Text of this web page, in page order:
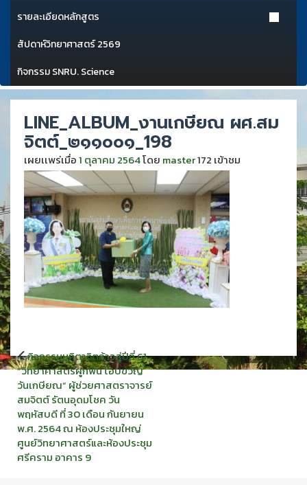
รายละเอียดหลักสูตร
สัปดาห์วิทยาศาสตร์ 2569
กิจกรรม SNRU. Science
LINE_ALBUM_งานเกษียณ ผศ.สม
จิตต์_๒๑๑๐๐๑_198
เผยเเพร่เมื่อ1 ตุลาคม 2564โดย master172 เข้าชม
แนะแนว
เรื่อง
กิจกรรมมุทิตาจิตก้าวสู่ปีที่ 61
“วิทยาศาสตร์ผูกพัน โอบขวัญ
วันเกษียณ” ผู้ช่วยศาสตราจารย์
สมจิตต์ รัตนอุดมโชค วัน
พฤหัสบดี ที่ 30 เดือน กันยายน
พ.ศ. 2564 ณ ห้องประชุมใหญ่
ศูนย์วิทยาศาสตร์และห้องประชุม
ศรีคราม อาคาร 9